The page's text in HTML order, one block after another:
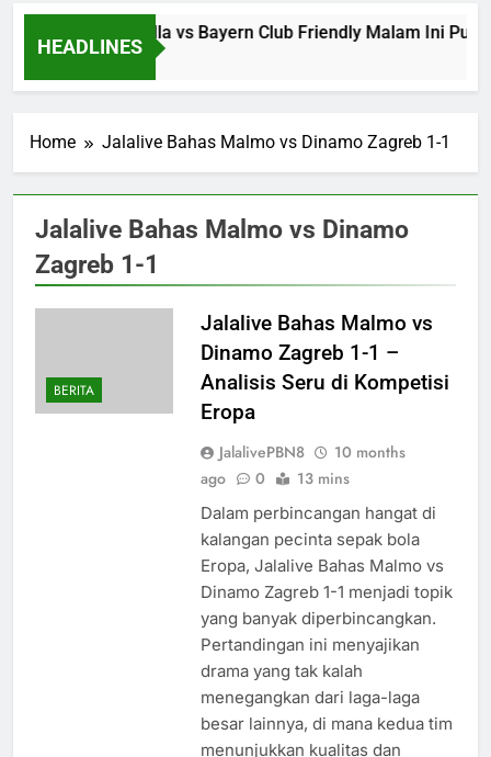
HEADLINES
Jalalive Aston Villa vs Bayern Club Friendly Malam Ini
2 Hours Ago
Home Jalalive Bahas Malmo vs Dinamo Zagreb 1-1
Jalalive Bahas Malmo vs Dinamo
Zagreb 1-1
BERITA
Jalalive Bahas Malmo vs
Dinamo Zagreb 1-1 –
Analisis Seru di Kompetisi
Eropa
JalalivePBN8
10 months
ago
0 13 mins
Dalam perbincangan hangat di
kalangan pecinta sepak bola
Eropa, Jalalive Bahas Malmo vs
Dinamo Zagreb 1-1 menjadi topik
yang banyak diperbincangkan.
Pertandingan ini menyajikan
drama yang tak kalah
menegangkan dari laga-laga
besar lainnya, di mana kedua tim
menunjukkan kualitas dan